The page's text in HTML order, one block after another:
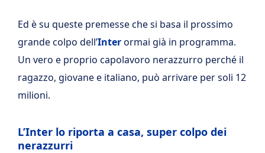
Ed è su queste premesse che si basa il prossimo
grande colpo dell’Interormai già in programma.
Un vero e proprio capolavoro nerazzurro perché il
ragazzo, giovane e italiano, può arrivare per soli 12
milioni.
L’Inter lo riporta a casa, super colpo dei
nerazzurri